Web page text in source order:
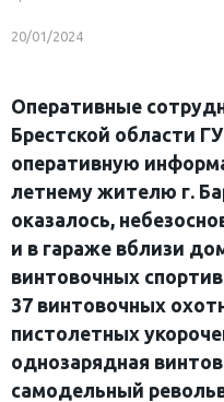
20/01/2024
Оперативные
Брестской области
оперативную
летнему жителю г.
оказалось,
и в гараже вблизи
винтовочных
37 винтовочных
пистолетных
однозарядная
самодельный